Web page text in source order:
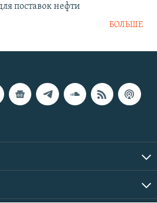
поставок нефти
БОЛЬШЕ